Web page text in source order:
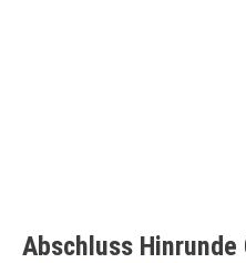
Abschluss